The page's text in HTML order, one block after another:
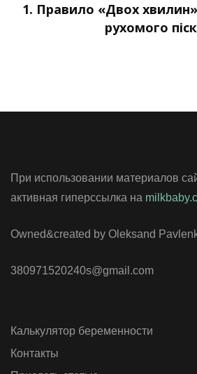
1. Правило «Двох
рухомого
При использовании материалов
активная гиперссылка на
Owned&created by Oleksand
380971520240s@gmail.com
Калькулятор беременности
Контакты